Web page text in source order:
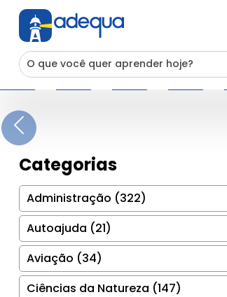
Previous
Categorias
Administração (322)
Autoajuda (21)
Aviação (34)
Ciências da Natureza (147)